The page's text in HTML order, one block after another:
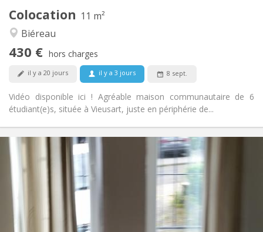
Colocation 11 m²
Biéreau
430 € hors charges
il y a 20 jours il y a 3 jours 8 sept.
Vidéo disponible ici ! Agréable maison communautaire de 6
étudiant(e)s, située à Vieusart, juste en périphérie de...
Non
Infos Pratiques
1070 € (535 €/pers.)
230 € (115 €/pers.)
Sous conditions
Aménagement